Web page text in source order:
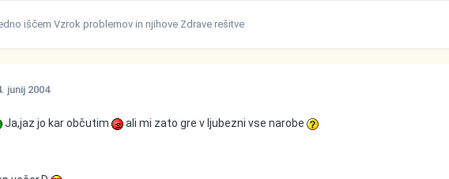
iščem Vzrok problemov in njihove Zdrave rešitve
junij 2004
Ja,jaz jo kar občutim ali mi zato gre v ljubezni vse narobe